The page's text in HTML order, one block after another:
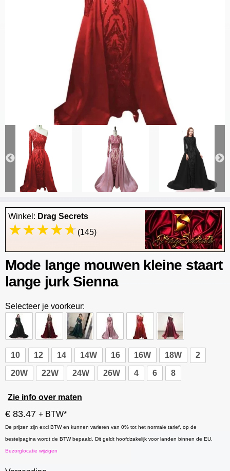
Winkel: Drag Secrets
(145)
Mode lange mouwen kleine staart
lange jurk Sienna
Selecteer je voorkeur:
10 12 14 14W 16 16W 18W 2
20W 22W 24W 26W 4 6 8
Zie info over maten
€ 83.47 + BTW*
De prijzen zijn excl BTW en kunnen varieren van 0% tot het normale tarief, op de
bestelpagina wordt de BTW bepaald. Dit geldt hoofdzakelijk voor landen binnen de EU.
Bezorglocatie wijzigen